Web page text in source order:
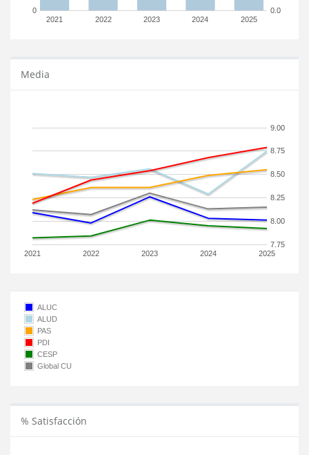
2021 2022 2023 2024 2025
0 0.0
Media
2021 2022 2023 2024 2025
7.75
8.00
8.25
8.50
8.75
9.00
ALUC
ALUD
PAS
PDI
CESP
Global CU
% Satisfacción